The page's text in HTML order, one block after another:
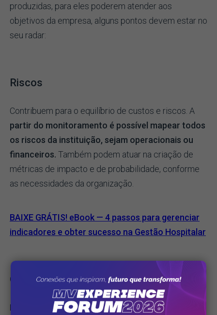
produzidas, para eles poderem atender aos
objetivos da empresa, alguns pontos devem estar no
seu radar:
Riscos
Contribuem para o equilíbrio de custos e riscos. A
partir do monitoramento é possível mapear todos
os riscos da instituição, sejam operacionais ou
financeiros. Também podem atuar na criação de
métricas de impacto e de probabilidade, conforme
as necessidades da organização.
BAIXE GRÁTIS! eBook — 4 passos para gerenciar
indicadores e obter sucesso na Gestão Hospitalar
Ocorrências
Esse indicador pode colaborar para a melhoria